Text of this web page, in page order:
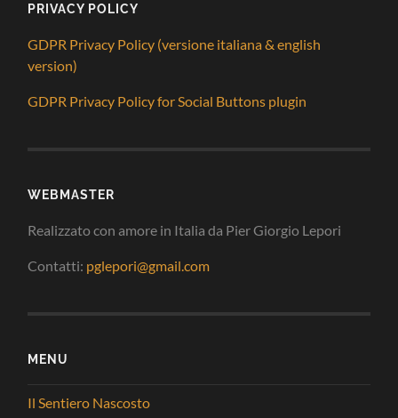
PRIVACY POLICY
GDPR Privacy Policy (versione italiana & english
version)
GDPR Privacy Policy for Social Buttons plugin
WEBMASTER
Realizzato con amore in Italia da Pier Giorgio Lepori
Contatti: pglepori@gmail.com
MENU
Il Sentiero Nascosto